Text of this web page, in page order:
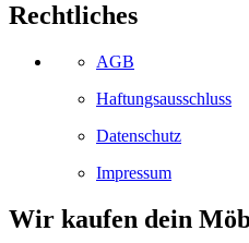
Rechtliches
AGB
Haftungsausschluss
Datenschutz
Impressum
Wir kaufen dein